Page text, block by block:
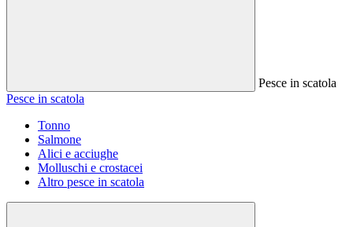
Pesce in scatola
Pesce in scatola
Tonno
Salmone
Alici e acciughe
Molluschi e crostacei
Altro pesce in scatola